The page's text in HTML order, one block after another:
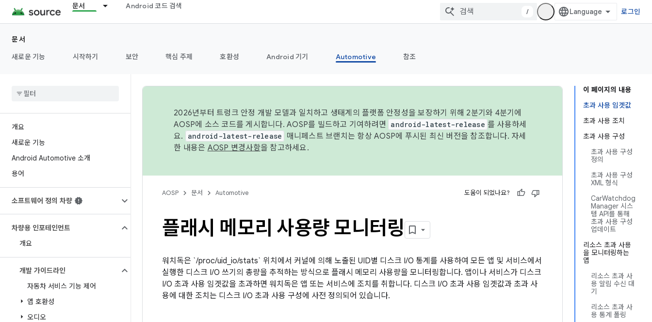
문서 Android 코드 검색
/ 로그인
문서
새로운 기능
시작하기 보안 핵심 주제 호환성 Android 기기 Automotive 참조
개요
새로운 기능
Android Automotive 소개
용어
소프트웨어 정의 차량
차량용 인포테인먼트
개요
개발 가이드라인
자동차 서비스 기능 제어
앱 호환성
오디오
이 페이지의 내용
초과 사용 임곗값
초과 사용 조치
초과 사용 구성
초과 사용 구성
정의
초과 사용 구성
XML 형식
CarWatchdog
Manager 시스
템 API를 통해
초과 사용 구성
업데이트
리소스 초과 사용
을 모니터링하는
앱
리소스 초과 사
용 알림 수신 대
기
리소스 초과 사
용 통계 폴링
2026년부터 트렁크 안정 개발 모델과 일치하고 생태계의 플랫폼 안정성을 보장하기 위해 2분기와 4분기에
AOSP에 소스 코드를 게시합니다. AOSP를 빌드하고 기여하려면
android-latest-release 를 사용하세
요.
android-latest-release
매니페스트 브랜치는 항상 AOSP에 푸시된 최신 버전을 참조합니다. 자세
한 내용은 AOSP 변경사항을 참고하세요.
AOSP 문서 Automotive 도움이 되었나요?
플래시 메모리 사용량 모니터링
워치독은 `/proc/uid_io/stats` 위치에서 커널에 의해 노출된 UID별 디스크 I/O 통계를 사용하여 모든 앱 및 서비스에서
실행한 디스크 I/O 쓰기의 총량을 추적하는 방식으로 플래시 메모리 사용량을 모니터링합니다. 앱이나 서비스가 디스크
I/O 초과 사용 임곗값을 초과하면 워치독은 앱 또는 서비스에 조치를 취합니다. 디스크 I/O 초과 사용 임곗값과 초과 사
용에 대한 조치는 디스크 I/O 초과 사용 구성에 사전 정의되어 있습니다.